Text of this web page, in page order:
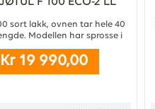
sort lakk, ovnen tar hele 40
Modellen har sprosse i
dør. ...
Kr 19 990,00